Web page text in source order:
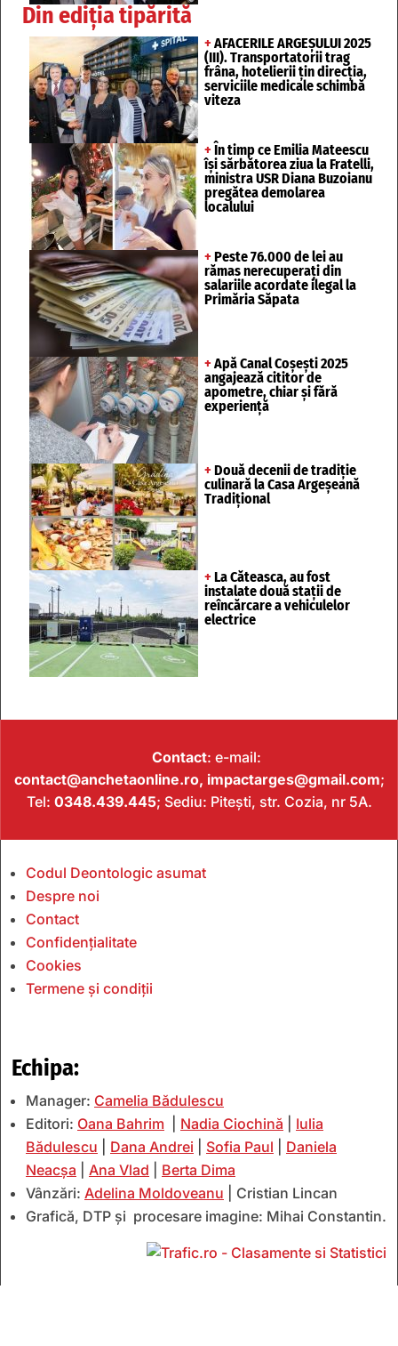
Din ediția tipărită
+ AFACERILE ARGEȘULUI 2025
(III). Transportatorii trag
frâna, hotelierii țin direcția,
serviciile medicale schimbă
viteza
+ În timp ce Emilia Mateescu
își sărbătorea ziua la Fratelli,
ministra USR Diana Buzoianu
pregătea demolarea
localului
+ Peste 76.000 de lei au
rămas nerecuperați din
salariile acordate ilegal la
Primăria Săpata
+ Apă Canal Coșești 2025
angajează cititor de
apometre, chiar și fără
experiență
+ Două decenii de tradiție
culinară la Casa Argeșeană
Tradițional
+ La Căteasca, au fost
instalate două stații de
reîncărcare a vehiculelor
electrice
Contact: e-mail:
contact@anchetaonline.ro, impactarges@gmail.com;
Tel: 0348.439.445; Sediu: Pitești, str. Cozia, nr 5A.
Codul Deontologic asumat
Despre noi
Contact
Confidențialitate
Cookies
Termene și condiții
Echipa:
Manager: Camelia Bădulescu
Editori: Oana Bahrim Nadia Ciochină
Iulia
Bădulescu
Dana Andrei Sofia Paul
Daniela
Neacșa
Ana Vlad
Berta Dima
Vânzări: Adelina Moldoveanu | Cristian Lincan
Grafică, DTP și procesare imagine: Mihai Constantin.